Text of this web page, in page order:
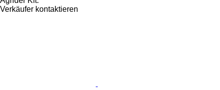
Verkäufer kontaktieren